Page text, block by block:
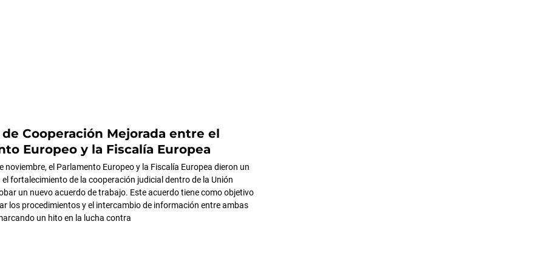
Cooperación Mejorada entre el
Europeo y la Fiscalía Europea
noviembre, el Parlamento Europeo y la Fiscalía Europea dieron un
fortalecimiento de la cooperación judicial dentro de la Unión
un nuevo acuerdo de trabajo. Este acuerdo tiene como objetivo
los procedimientos y el intercambio de información entre ambas
un hito en la lucha contra